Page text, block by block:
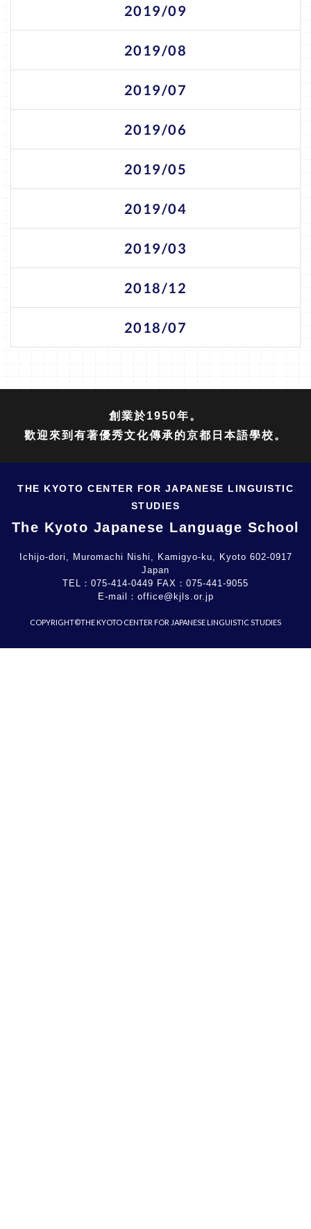
2019/09
2019/08
2019/07
2019/06
2019/05
2019/04
2019/03
2018/12
2018/07
創業於1950年。
歡迎來到有著優秀文化傳承的京都日本語學校。
THE KYOTO CENTER FOR JAPANESE LINGUISTIC
STUDIES
The Kyoto Japanese Language School
Ichijo-dori, Muromachi Nishi, Kamigyo-ku, Kyoto 602-0917
Japan
TEL： 075-414-0449 FAX： 075-441-9055
E-mail： office@kjls.or.jp
COPYRIGHT©THE KYOTO CENTER FOR JAPANESE LINGUISTIC STUDIES